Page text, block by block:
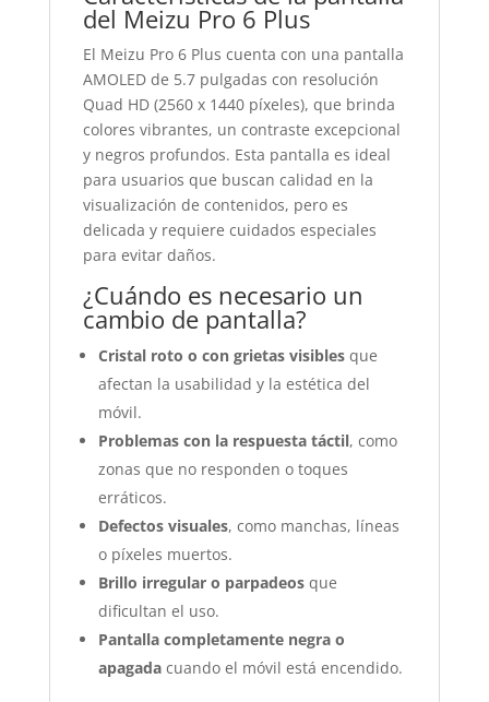
del Meizu Pro 6 Plus
El Meizu Pro 6 Plus cuenta con una pantalla
AMOLED de 5.7 pulgadas con resolución
Quad HD (2560 x 1440 píxeles), que brinda
colores vibrantes, un contraste excepcional
y negros profundos. Esta pantalla es ideal
para usuarios que buscan calidad en la
visualización de contenidos, pero es
delicada y requiere cuidados especiales
para evitar daños.
¿Cuándo es necesario un
cambio de pantalla?
Cristal roto o con grietas visiblesque
afectan la usabilidad y la estética del
móvil.
Problemas con la respuesta táctil, como
zonas que no responden o toques
erráticos.
Defectos visuales, como manchas, líneas
o píxeles muertos.
Brillo irregular o parpadeosque
dificultan el uso.
Pantalla completamente negra o
apagadacuando el móvil está encendido.